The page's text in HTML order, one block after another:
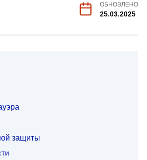
ОБНОВЛЕНО
25.03.2025
защиты